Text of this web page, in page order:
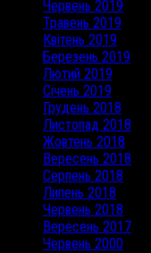
Червень 2019
Травень 2019
Квітень 2019
Березень 2019
Лютий 2019
Січень 2019
Грудень 2018
Листопад 2018
Жовтень 2018
Вересень 2018
Серпень 2018
Липень 2018
Червень 2018
Вересень 2017
Червень 2000